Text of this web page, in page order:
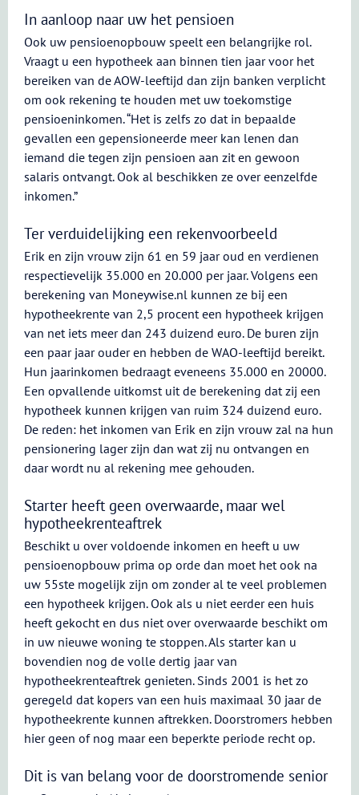
In aanloop naar uw het pensioen
Ook uw pensioenopbouw speelt een belangrijke rol.
Vraagt u een hypotheek aan binnen tien jaar voor het
bereiken van de AOW-leeftijd dan zijn banken verplicht
om ook rekening te houden met uw toekomstige
pensioeninkomen. “Het is zelfs zo dat in bepaalde
gevallen een gepensioneerde meer kan lenen dan
iemand die tegen zijn pensioen aan zit en gewoon
salaris ontvangt. Ook al beschikken ze over eenzelfde
inkomen.”
Ter verduidelijking een rekenvoorbeeld
Erik en zijn vrouw zijn 61 en 59 jaar oud en verdienen
respectievelijk 35.000 en 20.000 per jaar. Volgens een
berekening van Moneywise.nl kunnen ze bij een
hypotheekrente van 2,5 procent een hypotheek krijgen
van net iets meer dan 243 duizend euro. De buren zijn
een paar jaar ouder en hebben de WAO-leeftijd bereikt.
Hun jaarinkomen bedraagt eveneens 35.000 en 20000.
Een opvallende uitkomst uit de berekening dat zij een
hypotheek kunnen krijgen van ruim 324 duizend euro.
De reden: het inkomen van Erik en zijn vrouw zal na hun
pensionering lager zijn dan wat zij nu ontvangen en
daar wordt nu al rekening mee gehouden.
Starter heeft geen overwaarde, maar wel
hypotheekrenteaftrek
Beschikt u over voldoende inkomen en heeft u uw
pensioenopbouw prima op orde dan moet het ook na
uw 55ste mogelijk zijn om zonder al te veel problemen
een hypotheek krijgen. Ook als u niet eerder een huis
heeft gekocht en dus niet over overwaarde beschikt om
in uw nieuwe woning te stoppen. Als starter kan u
bovendien nog de volle dertig jaar van
hypotheekrenteaftrek genieten. Sinds 2001 is het zo
geregeld dat kopers van een huis maximaal 30 jaar de
hypotheekrente kunnen aftrekken. Doorstromers hebben
hier geen of nog maar een beperkte periode recht op.
Dit is van belang voor de doorstromende senior